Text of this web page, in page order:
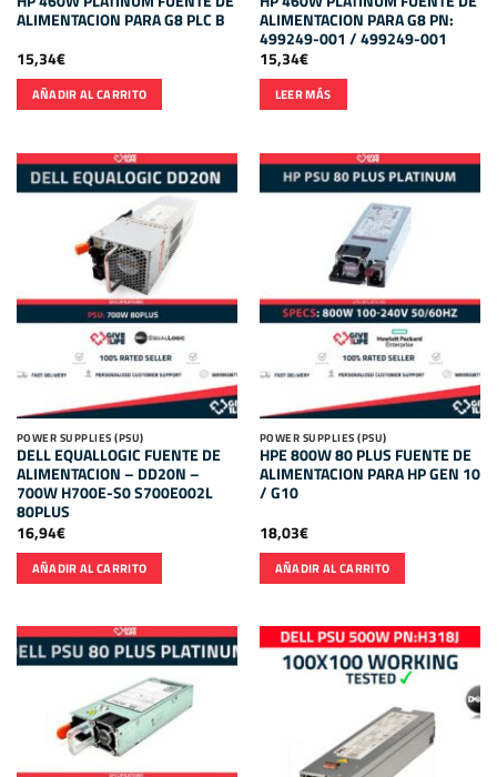
ALIMENTACION PARA G8 PLC B
15,34€
AÑADIR AL CARRITO
ALIMENTACION PARA G8 PN:
499249-001 / 499249-001
15,34€
LEER MÁS
POWER SUPPLIES (PSU)
DELL EQUALLOGIC FUENTE DE
ALIMENTACION – DD20N –
700W H700E-S0 S700E002L
80PLUS
16,94€
AÑADIR AL CARRITO
POWER SUPPLIES (PSU)
HPE 800W 80 PLUS FUENTE DE
ALIMENTACION PARA HP GEN 10
/ G10
18,03€
AÑADIR AL CARRITO